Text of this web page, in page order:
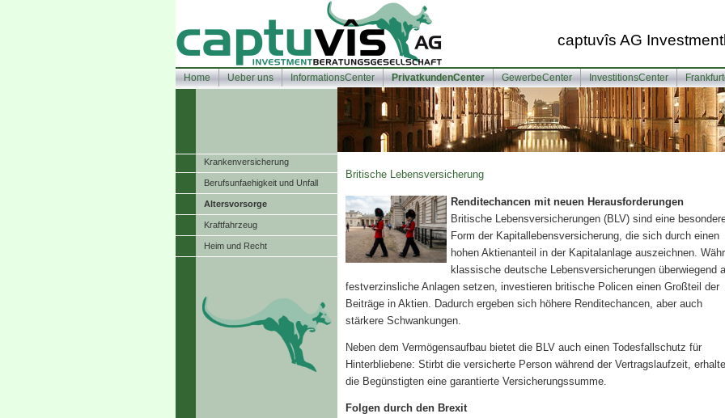
captuvîs AG
Home Ueber uns InformationsCenter PrivatkundenCenter
Kranken­ver­si­che­rung
Berufsunfaehigkeit und Unfall
Alters­vorsorge
Kraftfahrzeug
Heim und Recht
GewerbeCenter InvestitionsCenter
Britische Lebensversicherung
Renditechancen mit neuen Herausforderungen
Britische Lebensversicherungen (BLV) sind eine
Form der Ka­pi­tal­le­bens­ver­si­che­rung, die sich durch einen
hohen Aktienanteil in der Kapitalanlage auszeichnen.
klassische deutsche Lebensversicherungen überwiegend
festverzinsliche Anlagen setzen, investieren britische Policen einen Großteil der
Beiträge in Aktien. Dadurch ergeben sich höhere Renditechancen, aber auch
stärkere Schwankungen.
Neben dem Vermögensaufbau bietet die BLV auch einen Todesfallschutz für
Hinterbliebene: Stirbt die versicherte Person während der Vertragslaufzeit,
die Begünstigten eine garantierte Versicherungssumme.
Folgen durch den Brexit